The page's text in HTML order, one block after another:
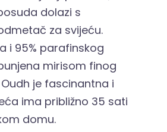
dolazi s
za svijeću.
i 95% parafinskog
mirisom finog
je fascinantna i
ima približno 35 sati
domu.